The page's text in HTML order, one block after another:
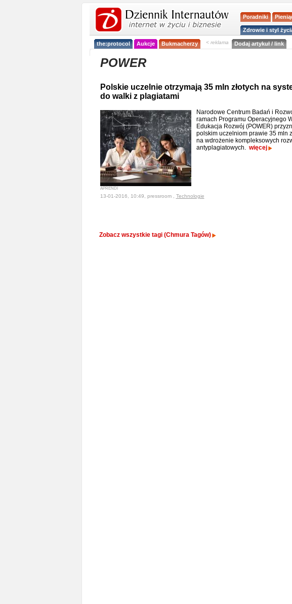
Poradniki
Zdrowie i styl
the:protocol Aukcje Bukmacherzy < reklama Dodaj artykuł / link
POWER
Polskie uczelnie otrzymają 35 mln złotych na
do walki z plagiatami
APRENDI
Narodowe Centrum Badań i
ramach Programu Operacyjnego
Edukacja Rozwój (POWER)
polskim uczelniom prawie 35 mln
na wdrożenie kompleksowych
antyplagiatowych. więcej
13-01-2016, 10:49, pressroom , Technologie
Zobacz wszystkie tagi (Chmura Tagów)